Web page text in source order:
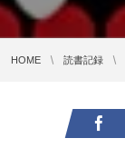
HOME 読書記録